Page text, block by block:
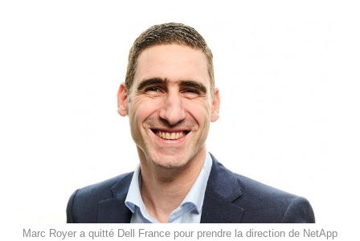
Marc Royer a quitté Dell France pour prendre la direction de NetApp